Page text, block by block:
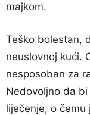
majkom.
Teško bolestan,
neuslovnoj kući.
nesposoban za
Nedovoljno da
liječenje, o čemu